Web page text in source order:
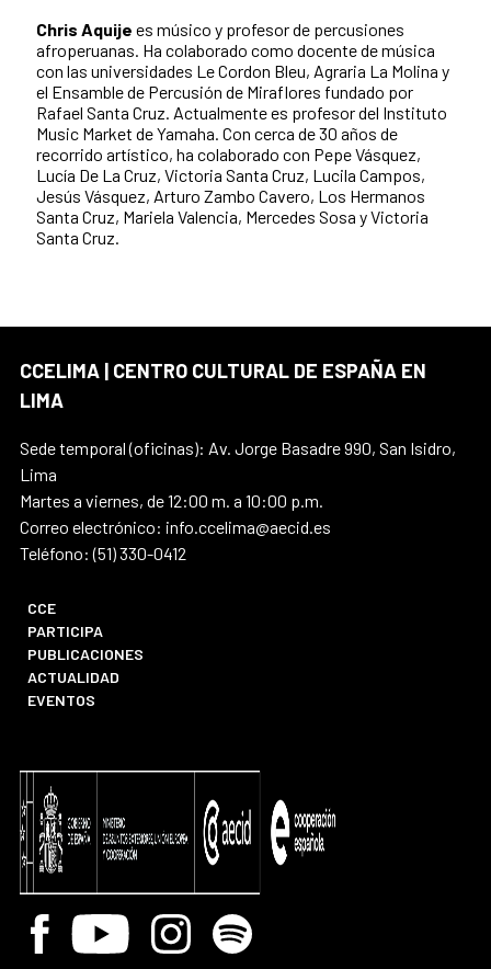
Chris Aquije es músico y profesor de percusiones
afroperuanas. Ha colaborado como docente de música
con las universidades Le Cordon Bleu, Agraria La Molina y
el Ensamble de Percusión de Miraflores fundado por
Rafael Santa Cruz. Actualmente es profesor del Instituto
Music Market de Yamaha. Con cerca de 30 años de
recorrido artístico, ha colaborado con Pepe Vásquez,
Lucía De La Cruz, Victoria Santa Cruz, Lucila Campos,
Jesús Vásquez, Arturo Zambo Cavero, Los Hermanos
Santa Cruz, Mariela Valencia, Mercedes Sosa y Victoria
Santa Cruz.
CCELIMA | CENTRO CULTURAL DE ESPAÑA EN
LIMA
Sede temporal (oficinas): Av. Jorge Basadre 990, San Isidro,
Lima
Martes a viernes, de 12:00 m. a 10:00 p.m.
Correo electrónico: info.ccelima@aecid.es
Teléfono: (51) 330-0412
CCE
PARTICIPA
PUBLICACIONES
ACTUALIDAD
EVENTOS
Facebook
Youtube InstagramSpotify